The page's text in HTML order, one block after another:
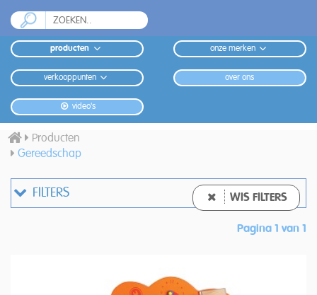
producten onze merken
verkooppunten over ons
video's
Producten
Gereedschap
FILTERS WIS FILTERS
Pagina 1 van 1